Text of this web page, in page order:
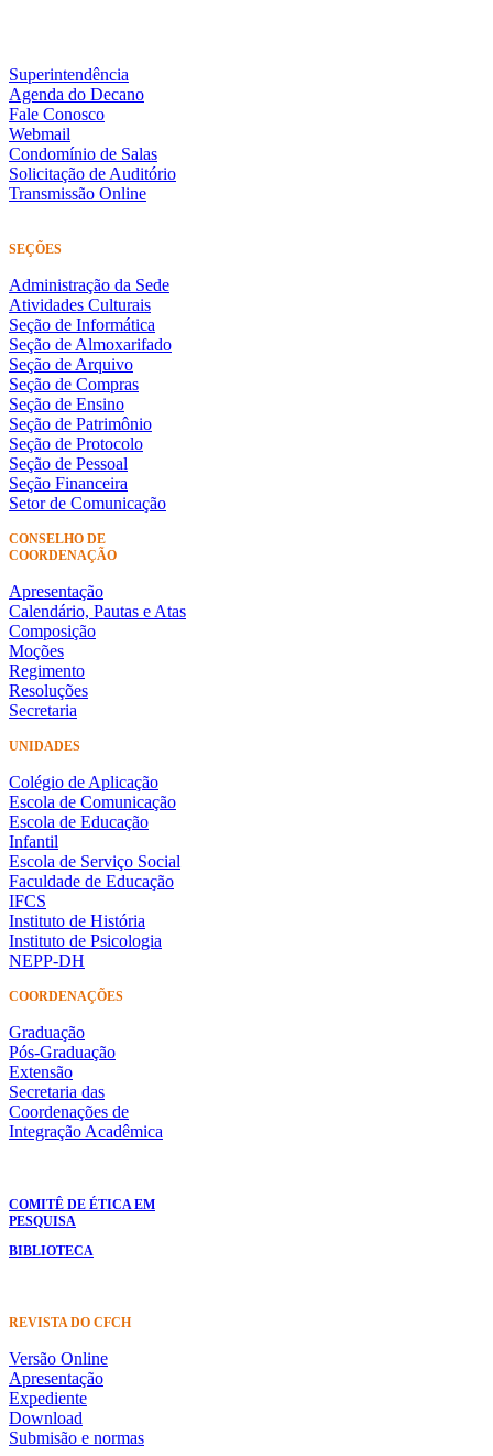
Superintendência
Agenda do Decano
Fale Conosco
Webmail
Condomínio de Salas
Solicitação de Auditório
Transmissão Online
SEÇÕES
Administração da Sede
Atividades Culturais
Seção de Informática
Seção de Almoxarifado
Seção de Arquivo
Seção de Compras
Seção de Ensino
Seção de Patrimônio
Seção de Protocolo
Seção de Pessoal
Seção Financeira
Setor de Comunicação
CONSELHO DE
COORDENAÇÃO
Apresentação
Calendário, Pautas e Atas
Composição
Moções
Regimento
Resoluções
Secretaria
UNIDADES
Colégio de Aplicação
Escola de Comunicação
Escola de Educação
Infantil
Escola de Serviço Social
Faculdade de Educação
IFCS
Instituto de História
Instituto de Psicologia
NEPP-DH
COORDENAÇÕES
Graduação
Pós-Graduação
Extensão
Secretaria das
Coordenações de
Integração Acadêmica
COMITÊ DE ÉTICA EM
PESQUISA
BIBLIOTECA
REVISTA DO CFCH
Versão Online
Apresentação
Expediente
Download
Submisão e normas